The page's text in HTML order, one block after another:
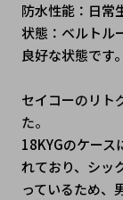
防水性能：日常
状態：ベルトル
良好な状態です。
セイコーのリト
た。
18KYGのケー
れており、シッ
っているため、